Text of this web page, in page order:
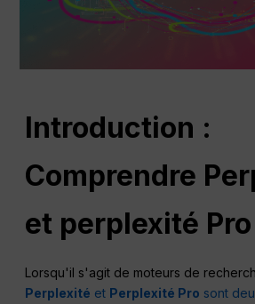
Introduction :
Comprendre
et perplexité Pro
Lorsqu'il s'agit de moteurs de
Perplexité et Perplexité Pro sont